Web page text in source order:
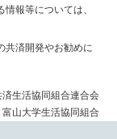
報等については、
共済開発やお勧めに
済生活協同組合連合会
富山大学生活協同組合